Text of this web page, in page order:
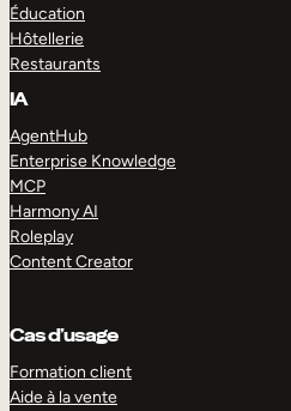
Éducation
Hôtellerie
Restaurants
IA
AgentHub
Enterprise Knowledge
MCP
Harmony AI
Roleplay
Content Creator
Cas d’usage
Formation client
Aide à la vente